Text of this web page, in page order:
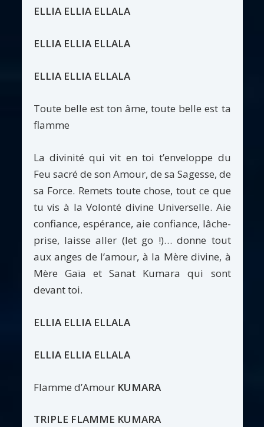
ELLIA ELLIA ELLALA
ELLIA ELLIA ELLALA
ELLIA ELLIA ELLALA
Toute belle est ton âme, toute belle est ta
flamme
La divinité qui vit en toi t’enveloppe du
Feu sacré de son Amour, de sa Sagesse, de
sa Force. Remets toute chose, tout ce que
tu vis à la Volonté divine Universelle. Aie
confiance, espérance, aie confiance, lâche-
prise, laisse aller (let go !)… donne tout
aux anges de l’amour, à la Mère divine, à
Mère Gaïa et Sanat Kumara qui sont
devant toi.
ELLIA ELLIA ELLALA
ELLIA ELLIA ELLALA
Flamme d’Amour KUMARA
TRIPLE FLAMME KUMARA